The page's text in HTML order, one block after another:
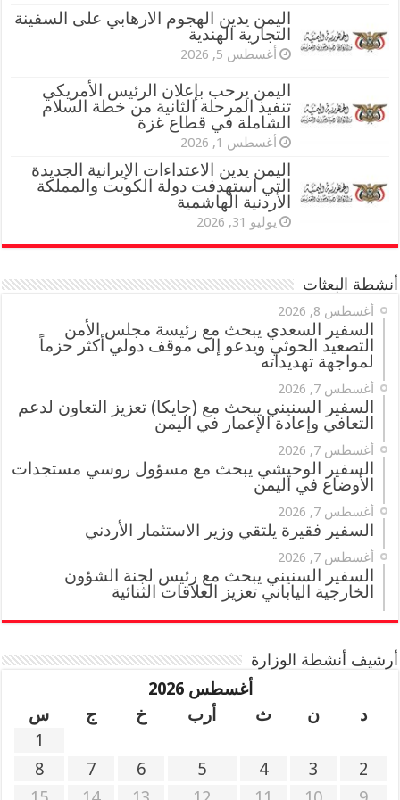
اليمن يدين الهجوم الارهابي على السفينة
التجارية الهندية
أغسطس 5, 2026
اليمن يرحب بإعلان الرئيس الأمريكي
تنفيذ المرحلة الثانية من خطة السلام
الشاملة في قطاع غزة
أغسطس 1, 2026
اليمن يدين الاعتداءات الإيرانية الجديدة
التي استهدفت دولة الكويت والمملكة
الأردنية الهاشمية
يوليو 31, 2026
أنشطة البعثات
أغسطس 8, 2026
السفير السعدي يبحث مع رئيسة مجلس الأمن
التصعيد الحوثي ويدعو إلى موقف دولي أكثر حزماً
لمواجهة تهديداته
أغسطس 7, 2026
السفير السنيني يبحث مع (جايكا) تعزيز التعاون لدعم
التعافي وإعادة الإعمار في اليمن
أغسطس 7, 2026
السفير الوحيشي يبحث مع مسؤول روسي مستجدات
الأوضاع في اليمن
أغسطس 7, 2026
السفير فقيرة يلتقي وزير الاستثمار الأردني
أغسطس 7, 2026
السفير السنيني يبحث مع رئيس لجنة الشؤون
الخارجية الياباني تعزيز العلاقات الثنائية
أرشيف أنشطة الوزارة
أغسطس 2026
د
ن ث أرب خ ج
س
1
2
3
4
5
6
7
8